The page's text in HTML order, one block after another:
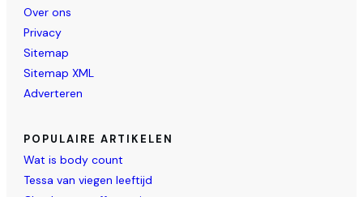
Over ons
Privacy
Sitemap
Sitemap XML
Adverteren
POPULAIRE ARTIKELEN
Wat is body count
Tessa van viegen leeftijd